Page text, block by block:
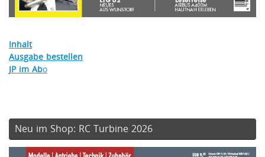
Inhalt
Ausgabe bestellen
JP im Abo
Neu im Shop: RC Turbine 2026